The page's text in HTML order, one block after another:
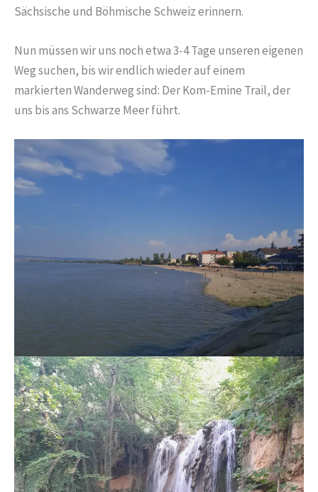
Sächsische und Böhmische Schweiz erinnern.
Nun müssen wir uns noch etwa 3-4 Tage unseren eigenen
Weg suchen, bis wir endlich wieder auf einem
markierten Wanderweg sind: Der Kom-Emine Trail, der
uns bis ans Schwarze Meer führt.